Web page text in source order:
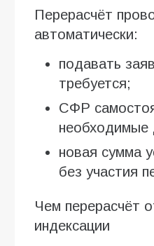
Перерасчёт
автоматически:
подавать
требуется;
СФР
необходимые
новая сумма
без участия
Чем перерасчёт
индексации